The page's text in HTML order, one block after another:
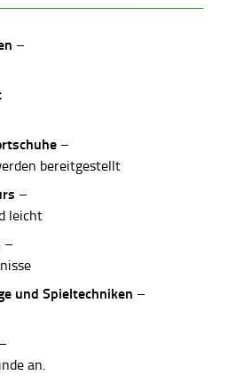
–
–
bereitgestellt
–
leicht
–
und Spieltechniken –
–
an.